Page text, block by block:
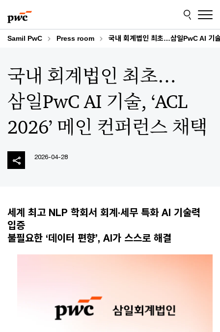
to
content
to
footer
Samil PwC Press room 국내 회계법인 최초…삼일PwC AI 기
국내 회계법인 최초…
삼일PwC AI 기술, ‘ACL
2026’ 메인 컨퍼런스 채택
2026-04-28
세계 최고 NLP 학회서 회계·세무 특화 AI 기술력
입증
불필요한 ‘데이터 편향’, AI가 스스로 해결